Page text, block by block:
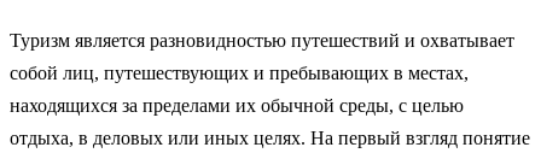
Туризм является разновидностью путешествий и охватывает
собой лиц, путешествующих и пребывающих в местах,
находящихся за пределами их обычной среды, с целью
отдыха, в деловых или иных целях. На первый взгляд понятие